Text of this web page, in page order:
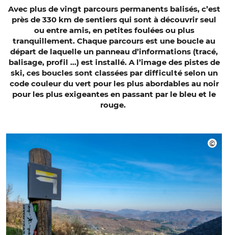
Avec plus de vingt parcours permanents balisés, c’est
près de 330 km de sentiers qui sont à découvrir seul
ou entre amis, en petites foulées ou plus
tranquillement. Chaque parcours est une boucle au
départ de laquelle un panneau d’informations (tracé,
balisage, profil …) est installé. A l’image des pistes de
ski, ces boucles sont classées par difficulté selon un
code couleur du vert pour les plus abordables au noir
pour les plus exigeantes en passant par le bleu et le
rouge.